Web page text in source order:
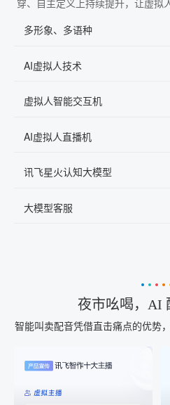
穿、自主定义上持续提升，让虚拟
多形象、多语种
AI虚拟人技术
虚拟人智能交互机
AI虚拟人直播机
讯飞星火认知大模型
大模型客服
夜市吆喝，AI
智能叫卖配音凭借直击痛点的优势
AI配音